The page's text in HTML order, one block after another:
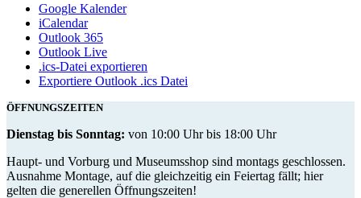
Google Kalender
iCalendar
Outlook 365
Outlook Live
.ics-Datei exportieren
Exportiere Outlook .ics Datei
ÖFFNUNGSZEITEN
Dienstag bis Sonntag: von 10:00 Uhr bis 18:00 Uhr
Haupt- und Vorburg und Museumsshop sind montags geschlossen.
Ausnahme Montage, auf die gleichzeitig ein Feiertag fällt; hier
gelten die generellen Öffnungszeiten!